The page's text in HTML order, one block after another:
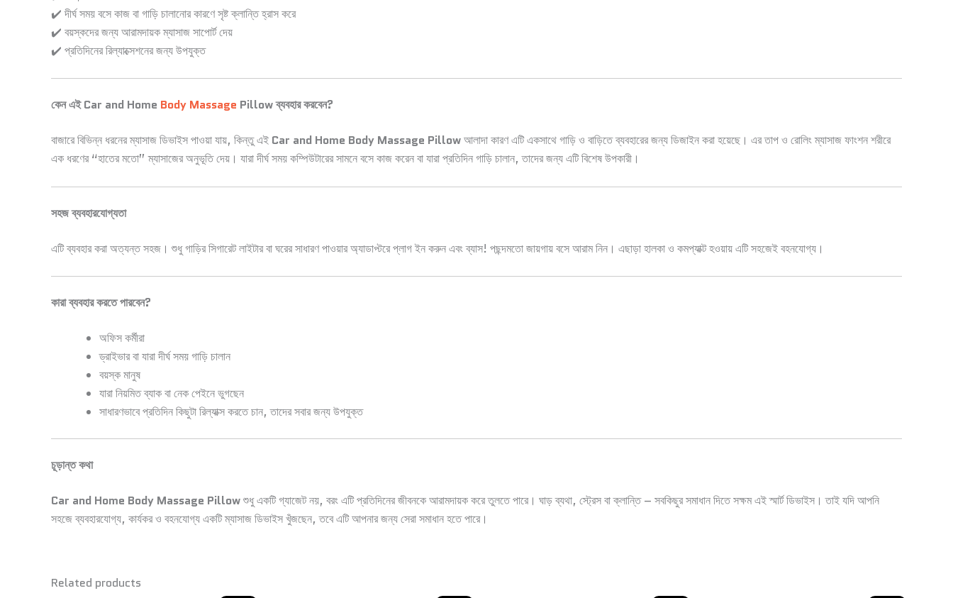
✔️ দীর্ঘ সময় বসে কাজ বা গাড়ি চালানোর কারণে সৃষ্ট ক্লান্তি হ্রাস করে
✔️ বয়স্কদের জন্য আরামদায়ক ম্যাসাজ সাপোর্ট দেয়
✔️ প্রতিদিনের রিল্যাক্সেশনের জন্য উপযুক্ত
কেন এই Car and Home Body Massage Pillow ব্যবহার করবেন?
বাজারে বিভিন্ন ধরনের ম্যাসাজ ডিভাইস পাওয়া যায়, কিন্তু এই Car and Home Body Massage Pillowআলাদা কারণ এটি একসাথে গাড়ি ও বাড়িতে ব্যবহারের জন্য ডিজাইন করা হয়েছে। এর তাপ ও রোলিং ম্যাসাজ ফাংশন শরীরে
এক ধরণের “হাতের মতো” ম্যাসাজের অনুভূতি দেয়। যারা দীর্ঘ সময় কম্পিউটারের সামনে বসে কাজ করেন বা যারা প্রতিদিন গাড়ি চালান, তাদের জন্য এটি বিশেষ উপকারী।
সহজ ব্যবহারযোগ্যতা
এটি ব্যবহার করা অত্যন্ত সহজ। শুধু গাড়ির সিগারেট লাইটার বা ঘরের সাধারণ পাওয়ার অ্যাডাপ্টরে প্লাগ ইন করুন এবং ব্যাস! পছন্দমতো জায়গায় বসে আরাম নিন। এছাড়া হালকা ও কমপ্যাক্ট হওয়ায় এটি সহজেই বহনযোগ্য।
কারা ব্যবহার করতে পারবেন?
অফিস কর্মীরা
ড্রাইভার বা যারা দীর্ঘ সময় গাড়ি চালান
বয়স্ক মানুষ
যারা নিয়মিত ব্যাক বা নেক পেইনে ভুগছেন
সাধারণভাবে প্রতিদিন কিছুটা রিল্যাক্স করতে চান, তাদের সবার জন্য উপযুক্ত
চূড়ান্ত কথা
Car and Home Body Massage Pillowশুধু একটি গ্যাজেট নয়, বরং এটি প্রতিদিনের জীবনকে আরামদায়ক করে তুলতে পারে। ঘাড় ব্যথা, স্ট্রেস বা ক্লান্তি – সবকিছুর সমাধান দিতে সক্ষম এই স্মার্ট ডিভাইস। তাই যদি আপনি
সহজে ব্যবহারযোগ্য, কার্যকর ও বহনযোগ্য একটি ম্যাসাজ ডিভাইস খুঁজছেন, তবে এটি আপনার জন্য সেরা সমাধান হতে পারে।
Related products